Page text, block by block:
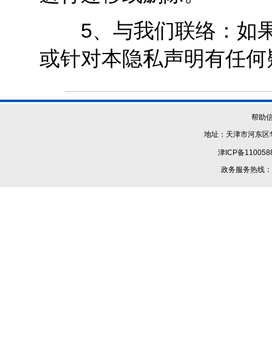
5、与我们联络：如果
或针对本隐私声明有任
帮助
地址：天津市河
津ICP备
政务服务热线